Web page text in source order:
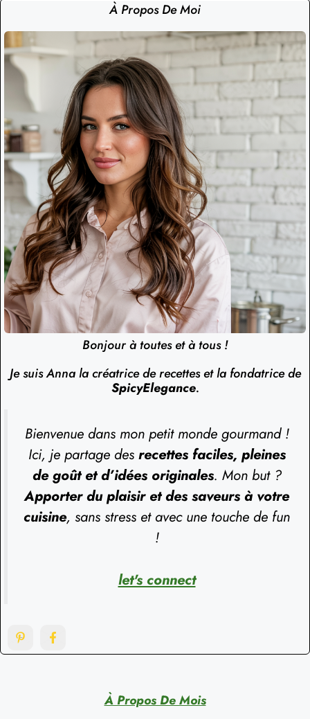
À Propos De Moi
Bonjour à toutes et à tous !
Je suis Anna la créatrice de recettes et la fondatrice de
SpicyElegance.
Bienvenue dans mon petit monde gourmand !
Ici, je partage des recettes faciles, pleines
de goût et d’idées originales. Mon but ?
Apporter du plaisir et des saveurs à votre
cuisine, sans stress et avec une touche de fun
!
let's connect
À Propos De Mois